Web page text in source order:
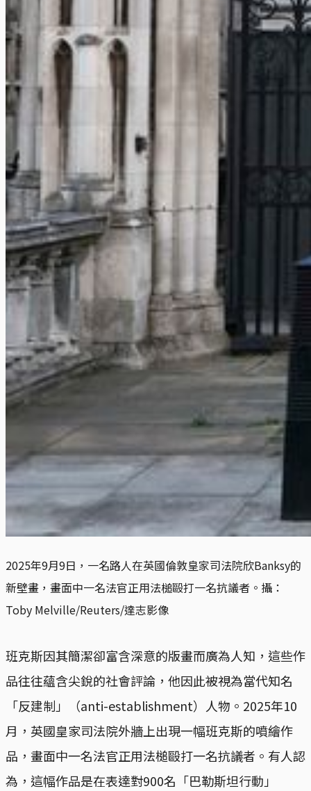
2025年9月9日，一名路人在英國倫敦皇家司法院欣Banksy的
新壁畫，畫面中一名法官正用法槌毆打一名抗議者。攝：
Toby Melville/Reuters/達志影像
班克斯因其簡潔卻富含深意的版畫而廣為人知，這些作
品往往蘊含尖銳的社會評論，他因此被視為當代知名
「反建制」（anti-establishment）人物。2025年10
月，英國皇家司法院外牆上出現一幅班克斯的噴繪作
品，畫面中一名法官正用法槌毆打一名抗議者。有人認
為，這幅作品是在表達對900名「巴勒斯坦行動」